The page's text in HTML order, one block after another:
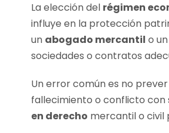
La elección del régimen
influye en la protección
un abogado mercantil o un
sociedades o contratos
Un error común es no
fallecimiento o conflicto con
en derecho mercantil o civil